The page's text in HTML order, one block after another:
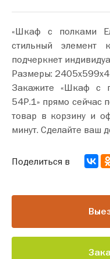
«Шкаф с полками
стильный элемент
подчеркнет
Размеры:
Закажите «Шкаф с
54Р.1» прямо сейчас по
товар в корзину и
минут. Сделайте ваш
Поделиться в